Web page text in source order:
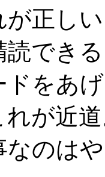
正し
読でき
ドをあ
れが近
なのは